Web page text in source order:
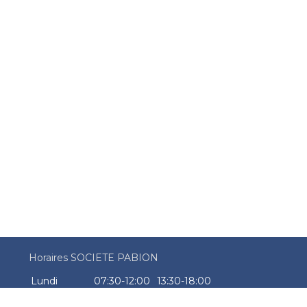
Horaires SOCIETE PABION
Lundi
07:30-12:00
13:30-18:00